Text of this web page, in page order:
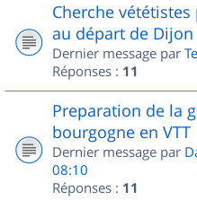
Cherche
au départ de Dijon
Dernier message par
Réponses : 11
Preparation de la
bourgogne en VTT
Dernier message par
08:10
Réponses : 11